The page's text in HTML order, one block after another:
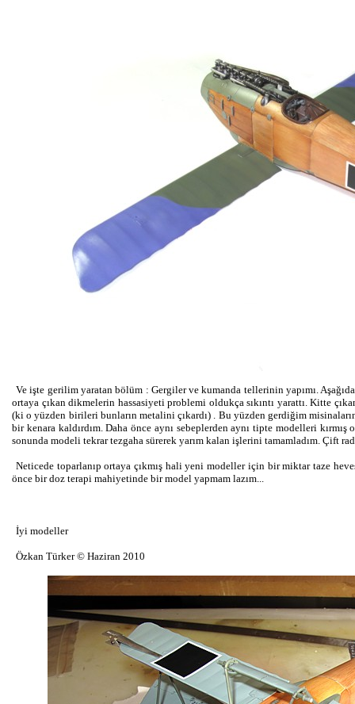
Ve işte gerilim yaratan bölüm : Gergiler ve kumanda tellerinin yapımı.
ortaya çıkan dikmelerin hassasiyeti problemi oldukça sıkıntı yarattı. Kitte
(ki o yüzden birileri bunların metalini çıkardı) . Bu yüzden gerdiğim
bir kenara kaldırdım. Daha önce aynı sebeplerden aynı tipte modelleri
sonunda modeli tekrar tezgaha sürerek yarım kalan işlerini tamamladım. Çift
Neticede toparlanıp ortaya çıkmış hali yeni modeller için bir miktar taze
önce bir doz terapi mahiyetinde bir model yapmam lazım...
İyi modeller
Özkan Türker © Haziran 2010